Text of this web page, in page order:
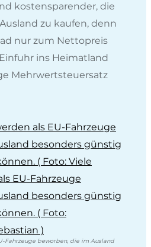
kostensparender, die
zu kaufen, denn
nur zum Nettopreis
ins Heimatland
Mehrwertsteuersatz
Fahrzeuge beworben, die im Ausland